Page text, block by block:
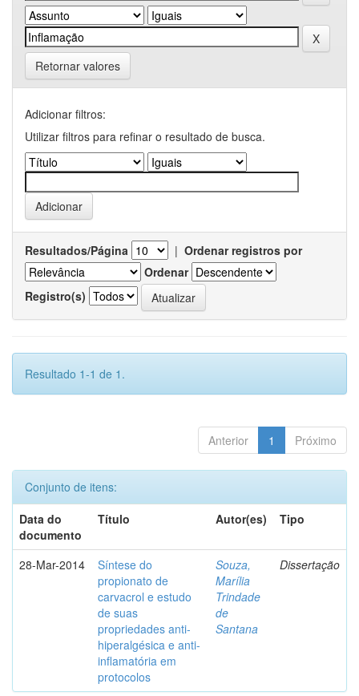
Retornar valores
Adicionar filtros:
Utilizar filtros para refinar o resultado de busca.
Resultados/Página | Ordenar registros por
Ordenar
Registro(s)
Resultado 1-1 de 1.
Anterior 1 Próximo
Conjunto de itens:
Data do
documento
Título Autor(es) Tipo
28-Mar-2014
Síntese do
propionato de
carvacrol e estudo
de suas
propriedades anti-
hiperalgésica e anti-
inflamatória em
protocolos
Souza,
Marília
Trindade
de
Santana
Dissertação